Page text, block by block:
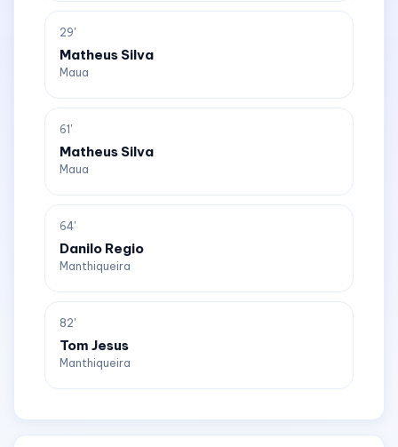
29'
Matheus Silva
Maua
61'
Matheus Silva
Maua
64'
Danilo Regio
Manthiqueira
82'
Tom Jesus
Manthiqueira